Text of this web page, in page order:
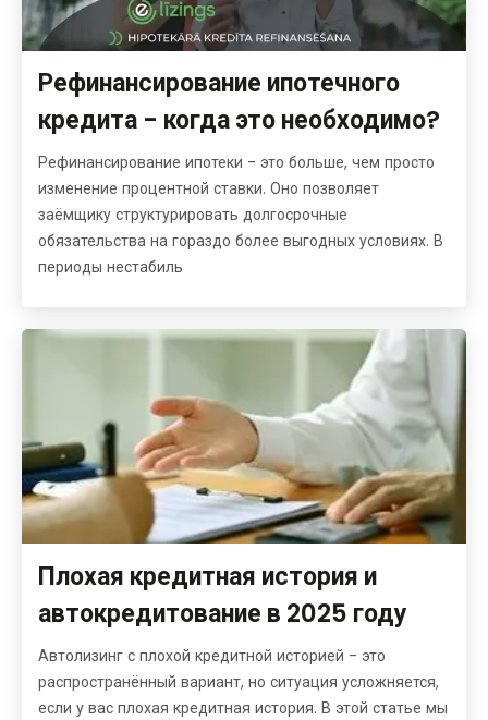
Рефинансирование ипотечного
кредита - когда это необходимо?
Рефинансирование ипотеки - это больше, чем просто
изменение процентной ставки. Оно позволяет
заёмщику структурировать долгосрочные
обязательства на гораздо более выгодных условиях. В
периоды нестабиль
Плохая кредитная история и
автокредитование в 2025 году
Автолизинг с плохой кредитной историей - это
распространённый вариант, но ситуация усложняется,
если у вас плохая кредитная история. В этой статье мы